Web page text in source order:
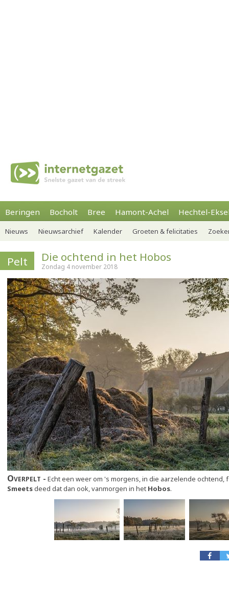
Beringen Bocholt Bree Hamont-Achel Hechtel-
Nieuws Nieuwsarchief Kalender Groeten & felicitaties
Pelt Die ochtend in het Hobos
Zondag 4 november 2018
Overpelt
Echt een weer om 's morgens, in die aarzelende ochtend,
Smeetsdeed dat dan ook, vanmorgen in het Hobos.